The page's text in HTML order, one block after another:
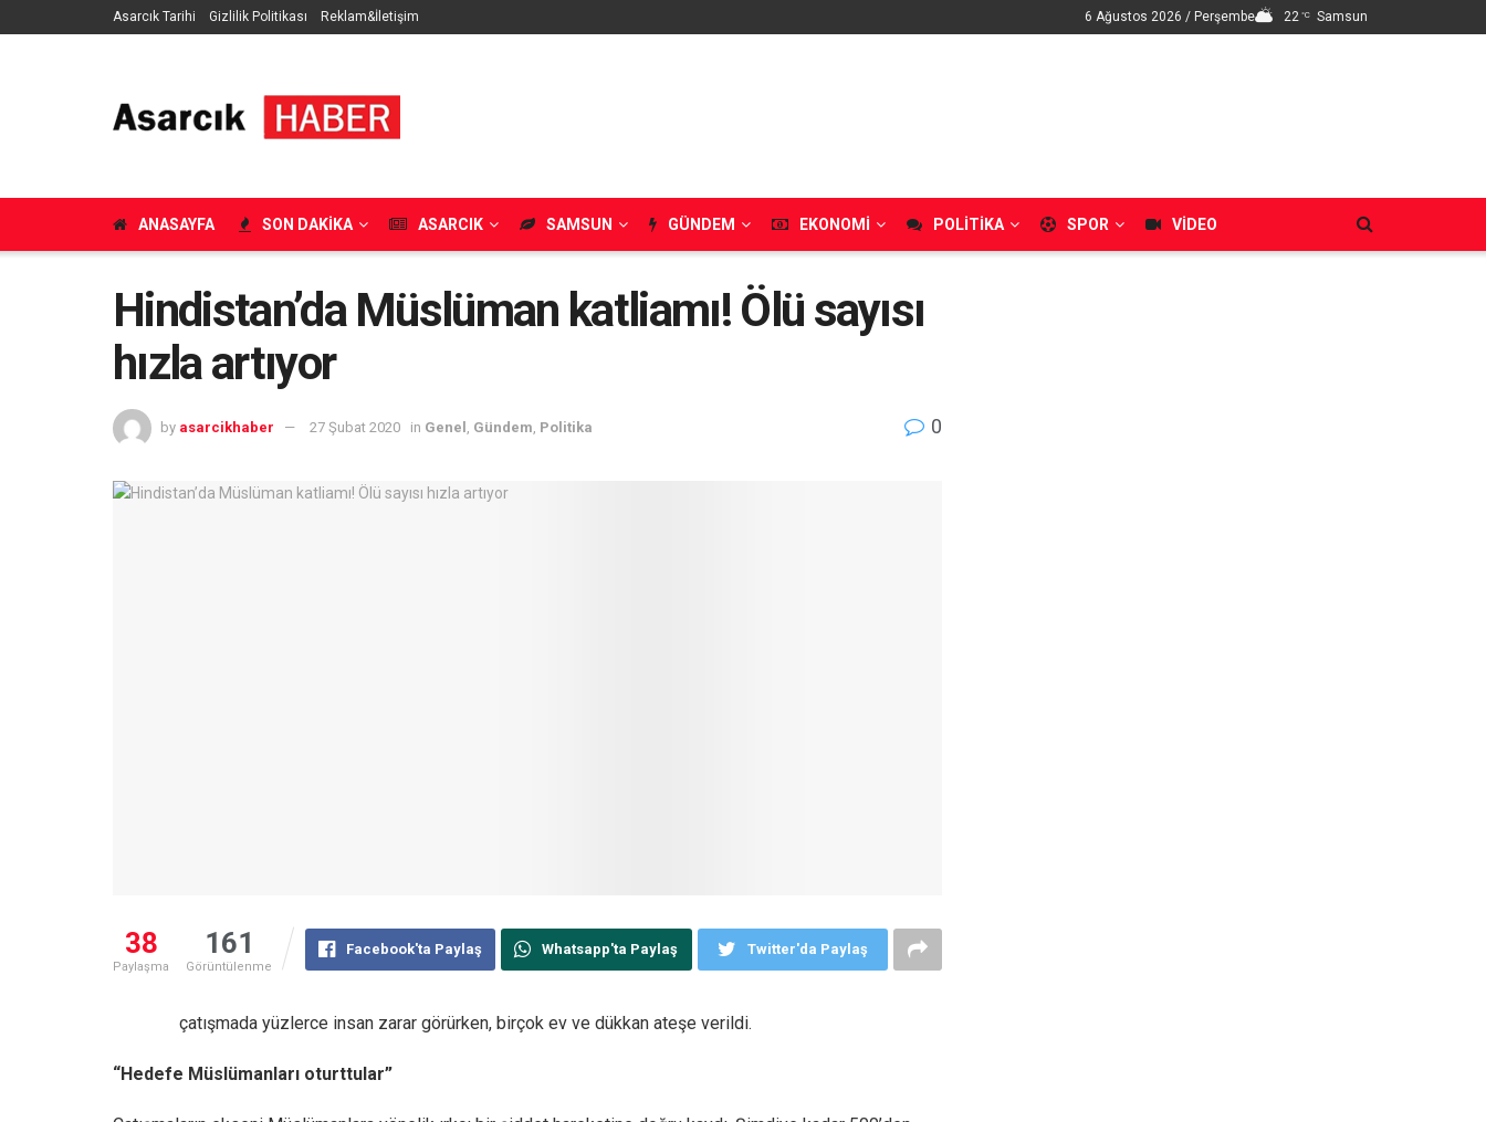
Asarcık Tarihi Gizlilik Politikası Reklam&İletişim 6 Ağustos 2026 / Perşembe 22 °C Samsun
ANASAYFA SON DAKIKA ASARCIK SAMSUN GÜNDEM EKONOMI POLITIKA SPOR VIDEO
Hindistan’da Müslüman katliamı! Ölü sayısı
hızla artıyor
by asarcikhaber 27 Şubat 2020 in Genel Gündem Politika 0
38
Paylaşma
161
Görüntülenme
Facebook'ta Paylaş Whatsapp'ta Paylaş Twitter'da Paylaş
çatışmada yüzlerce insan zarar görürken, birçok ev ve dükkan ateşe verildi.
“Hedefe Müslümanları oturttular”